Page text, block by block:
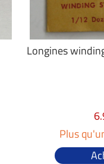
Longines
Plus